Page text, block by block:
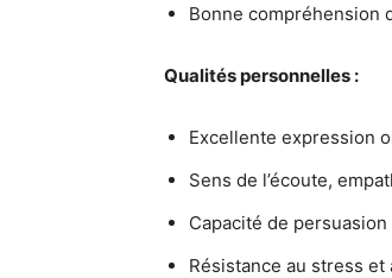
Bonne compréhension
Qualités personnelles :
Excellente expression
Sens de l’écoute,
Capacité de
Résistance au stress